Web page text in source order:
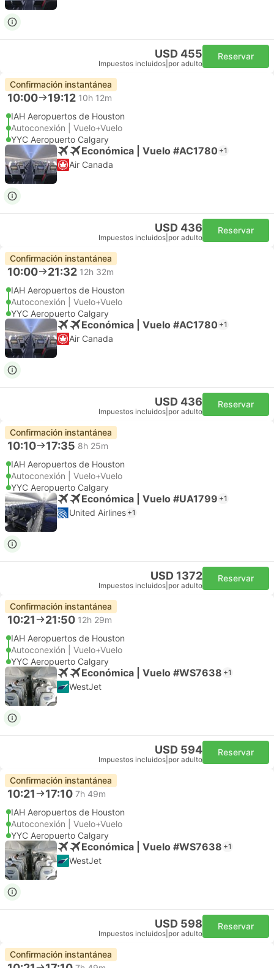
USD 455
Impuestos incluidos por adulto
Reservar
Confirmación instantánea
10:00 19:12 10h 12m
IAH Aeropuertos de Houston
Autoconexión | Vuelo+Vuelo
YYC Aeropuerto Calgary
Económica | Vuelo #AC1780 +1
Air Canada
USD 436
Impuestos incluidos por adulto
Reservar
Confirmación instantánea
10:00 21:32 12h 32m
IAH Aeropuertos de Houston
Autoconexión | Vuelo+Vuelo
YYC Aeropuerto Calgary
Económica | Vuelo #AC1780 +1
Air Canada
USD 436
Impuestos incluidos por adulto
Reservar
Confirmación instantánea
10:10 17:35 8h 25m
IAH Aeropuertos de Houston
Autoconexión | Vuelo+Vuelo
YYC Aeropuerto Calgary
Económica | Vuelo #UA1799 +1
United Airlines +1
USD 1372
Impuestos incluidos por adulto
Reservar
Confirmación instantánea
10:21 21:50 12h 29m
IAH Aeropuertos de Houston
Autoconexión | Vuelo+Vuelo
YYC Aeropuerto Calgary
Económica | Vuelo #WS7638 +1
WestJet
USD 594
Impuestos incluidos por adulto
Reservar
Confirmación instantánea
10:21 17:10 7h 49m
IAH Aeropuertos de Houston
Autoconexión | Vuelo+Vuelo
YYC Aeropuerto Calgary
Económica | Vuelo #WS7638 +1
WestJet
USD 598
Impuestos incluidos por adulto
Reservar
Confirmación instantánea